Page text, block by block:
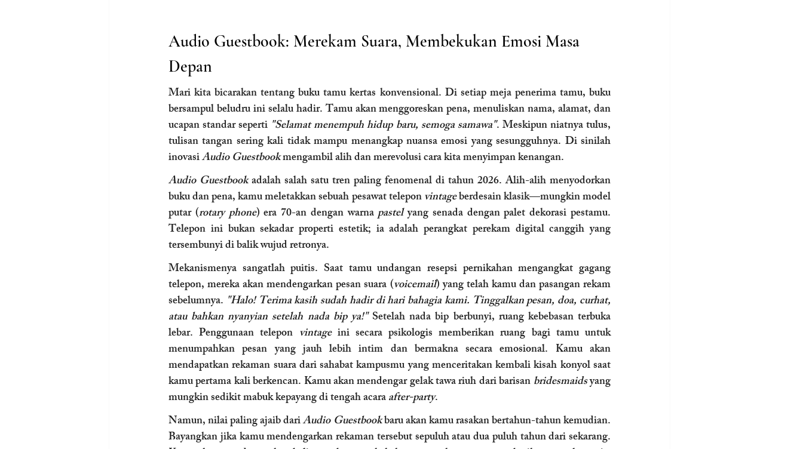
Audio Guestbook: Merekam Suara, Membekukan Emosi Masa
Depan
Mari kita bicarakan tentang buku tamu kertas konvensional. Di setiap meja penerima tamu, buku
bersampul beludru ini selalu hadir. Tamu akan menggoreskan pena, menuliskan nama, alamat, dan
ucapan standar seperti "Selamat menempuh hidup baru, semoga samawa". Meskipun niatnya tulus,
tulisan tangan sering kali tidak mampu menangkap nuansa emosi yang sesungguhnya. Di sinilah
inovasi Audio Guestbook mengambil alih dan merevolusi cara kita menyimpan kenangan.
Audio Guestbook adalah salah satu tren paling fenomenal di tahun 2026. Alih-alih menyodorkan
buku dan pena, kamu meletakkan sebuah pesawat telepon vintage berdesain klasik—mungkin model
putar (rotary phone) era 70-an dengan warna pastel yang senada dengan palet dekorasi pestamu.
Telepon ini bukan sekadar properti estetik; ia adalah perangkat perekam digital canggih yang
tersembunyi di balik wujud retronya.
Mekanismenya sangatlah puitis. Saat tamu undangan resepsi pernikahan mengangkat gagang
telepon, mereka akan mendengarkan pesan suara (voicemail) yang telah kamu dan pasangan rekam
sebelumnya. "Halo! Terima kasih sudah hadir di hari bahagia kami. Tinggalkan pesan, doa, curhat,
atau bahkan nyanyian setelah nada bip ya!" Setelah nada bip berbunyi, ruang kebebasan terbuka
lebar. Penggunaan telepon vintage ini secara psikologis memberikan ruang bagi tamu untuk
menumpahkan pesan yang jauh lebih intim dan bermakna secara emosional. Kamu akan
mendapatkan rekaman suara dari sahabat kampusmu yang menceritakan kembali kisah konyol saat
kamu pertama kali berkencan. Kamu akan mendengar gelak tawa riuh dari barisan bridesmaids yang
mungkin sedikit mabuk kepayang di tengah acara after-party.
Namun, nilai paling ajaib dari Audio Guestbook baru akan kamu rasakan bertahun-tahun kemudian.
Bayangkan jika kamu mendengarkan rekaman tersebut sepuluh atau dua puluh tahun dari sekarang.